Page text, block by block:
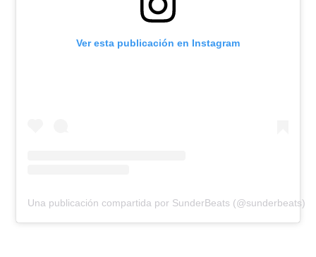
Ver esta publicación en Instagram
Una publicación compartida por SunderBeats (@sunderbeats)